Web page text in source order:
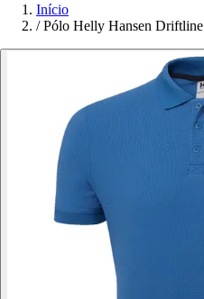
Início
/ Pólo Helly Hansen Driftline